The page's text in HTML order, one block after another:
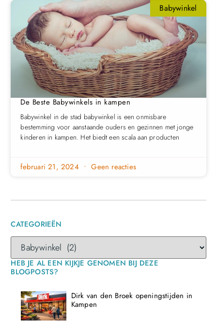
Babywinkel
De Beste Babywinkels in kampen
Babywinkel in de stad babywinkel is een onmisbare
bestemming voor aanstaande ouders en gezinnen met jonge
kinderen in kampen. Het biedt een scala aan producten
februari 21, 2024 Geen reacties
CATEGORIEËN
HEB JE AL EEN KIJKJE GENOMEN BIJ DEZE
BLOGPOSTS?
Dirk van den Broek openingstijden in
Kampen